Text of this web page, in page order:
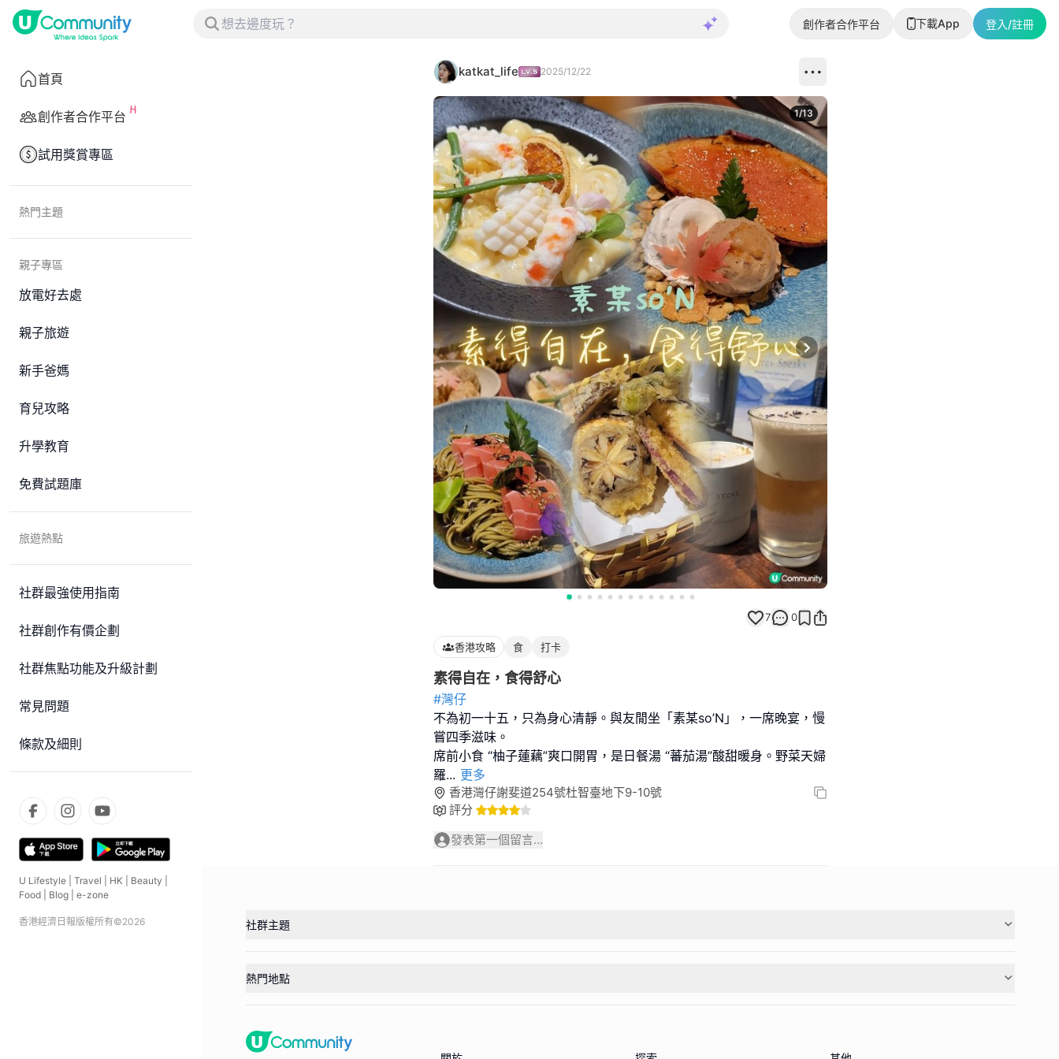
創作者合作平台 下載App 登入/註冊
首頁
創作者合作平台
試用獎賞專區
熱門主題
親子專區
放電好去處
親子旅遊
新手爸媽
育兒攻略
升學教育
免費試題庫
旅遊熱點
社群最強使用指南
社群創作有價企劃
社群焦點功能及升級計劃
常見問題
條款及細則
U Lifestyle Travel HK Beauty
Food
Blog e-zone
香港經濟日報版權所有©2026
katkat_life 2025/12/22
Next slide
1/13
7 0
香港攻略 食 打卡
素得自在，食得舒心
#灣仔
不為初一十五，只為身心清靜。與友閒坐「素某so’N」，一席晚宴，慢
嘗四季滋味。
席前小食 “柚子蓮藕”爽口開胃，是日餐湯 “蕃茄湯”酸甜暖身。野菜天婦
羅... 更多
香港灣仔謝斐道254號杜智臺地下9-10號
評分
發表第一個留言...
社群主題
熱門地點